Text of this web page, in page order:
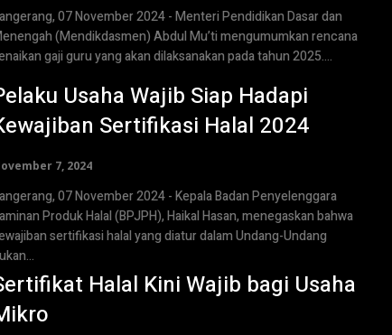
07 November 2024 - Menteri Pendidikan Dasar dan
(Mendikdasmen) Abdul Mu’ti mengumumkan rencana
gaji guru yang akan dilaksanakan pada tahun 2025....
Usaha Wajib Siap Hadapi
Sertifikasi Halal 2024
7, 2024
07 November 2024 - Kepala Badan Penyelenggara
Produk Halal (BPJPH), Haikal Hasan, menegaskan bahwa
sertifikasi halal yang diatur dalam Undang-Undang
Halal Kini Wajib bagi Usaha